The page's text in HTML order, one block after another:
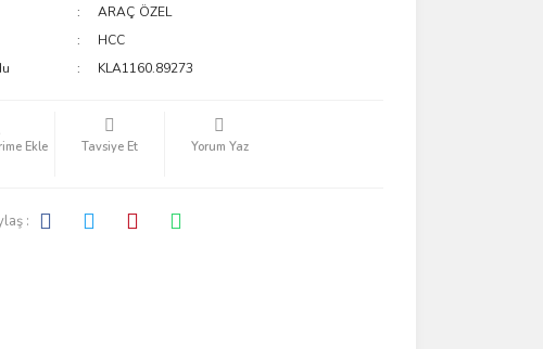
ARAÇ ÖZEL
HCC
KLA1160.89273
Tavsiye Et Yorum Yaz
: